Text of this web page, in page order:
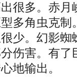
很多。赤月
多角虫克制
少。幻影蜘
伤害。有了
地输出。